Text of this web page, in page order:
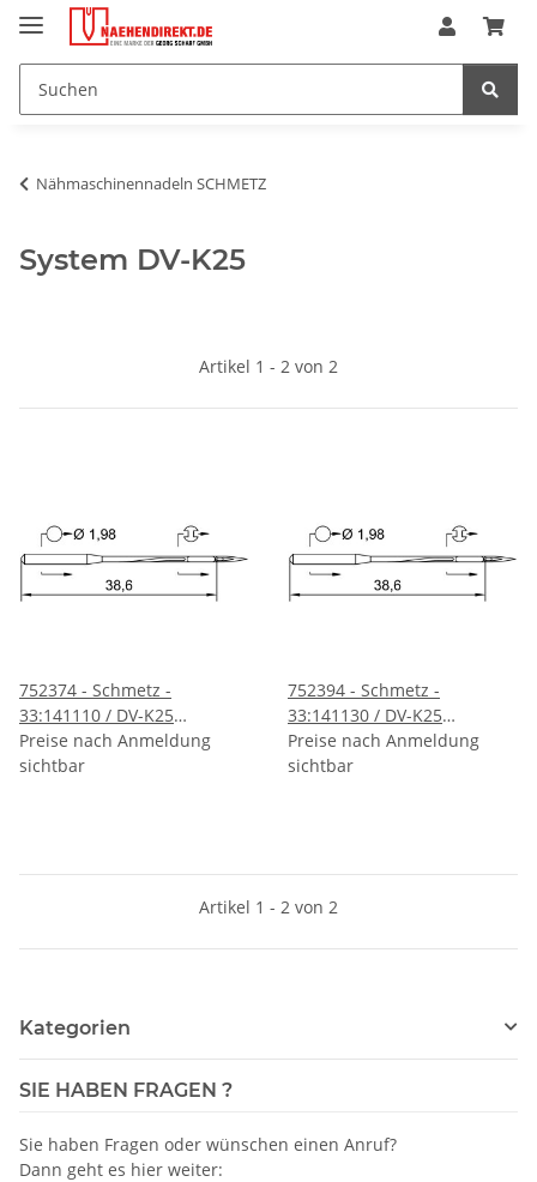
Nähmaschinennadeln SCHMETZ
System DV-K25
Artikel 1 - 2 von 2
752374 - Schmetz -
33:141110 / DV-K25
Nadeldicke: 110 / Preis pro
Karte á 10 Nadeln
Preise nach Anmeldung
sichtbar
752394 - Schmetz -
33:141130 / DV-K25
Nadeldicke: 130 / Preis pro
Karte á 10 Nadeln
Preise nach Anmeldung
sichtbar
Artikel 1 - 2 von 2
Kategorien
SIE HABEN FRAGEN ?
Sie haben Fragen oder wünschen einen Anruf?
Dann geht es hier weiter: